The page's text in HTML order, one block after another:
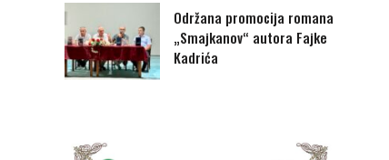
Održana promocija romana
„Smajkanov“ autora Fajke
Kadrića